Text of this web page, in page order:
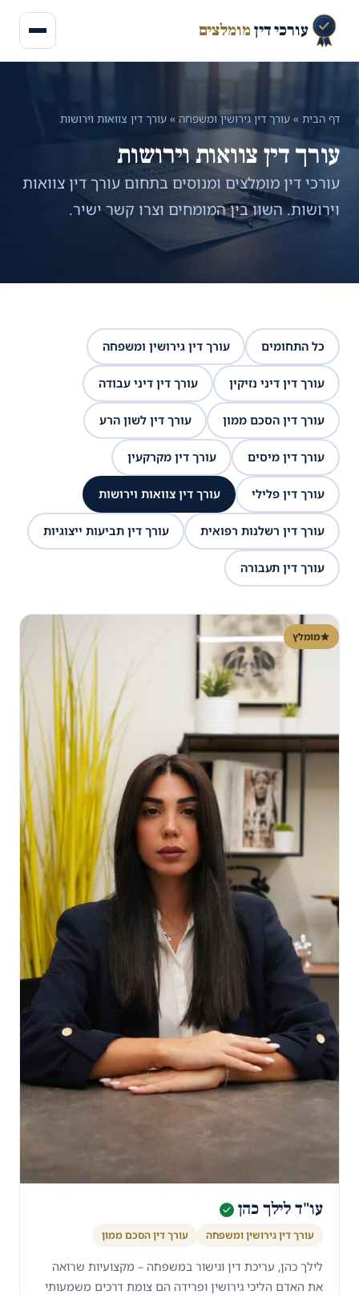
עורכי דיןמומלצים
דף הבית » עורך דין גירושין ומשפחה » עורך דין צוואות וירושות
עורך דין צוואות וירושות
עורכי דין מומלצים ומנוסים בתחום עורך דין צוואות
וירושות. השוו בין המומחים וצרו קשר ישיר.
כל התחומים עורך דין גירושין ומשפחה
עורך דין דיני נזיקין עורך דין דיני עבודה
עורך דין הסכם ממון עורך דין לשון הרע
עורך דין מיסים עורך דין מקרקעין
עורך דין פלילי עורך דין צוואות וירושות
עורך דין רשלנות רפואית עורך דין תביעות ייצוגיות
עורך דין תעבורה
מומלץ
עו"ד לילך כהן
עורך דין גירושין ומשפחה עורך דין הסכם ממון
לילך כהן, עריכת דין וגישור במשפחה – מקצועיות שרואה
את האדם הליכי גירושין ופרידה הם צומת דרכים משמעותי